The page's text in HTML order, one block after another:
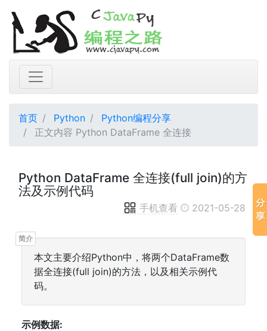
首页 Python
Python编程分享
正文内容 Python DataFrame 全连接
Python DataFrame 全连接(full join)的方
法及示例代码
手机查看 2021-05-28
本文主要介绍Python中，将两个DataFrame数
据全连接(full join)的方法，以及相关示例代
码。
示例数据: